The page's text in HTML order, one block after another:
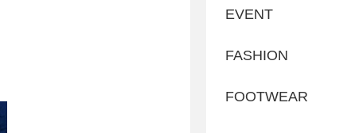
EVENT
FASHION
FOOTWEAR